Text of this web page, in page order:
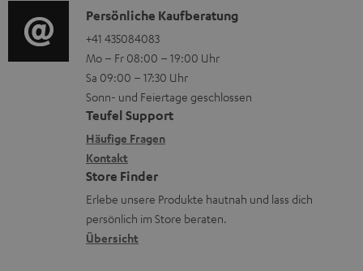
u
n
t
e
r
l
a
d
e
n
t
i
o
n
e
n
z
u
r
G
i
o
-
L
e
x
i
k
o
n
K
o
n
t
a
k
t
d
a
t
Persönliche Kaufberatung
+41 435084083
Mo – Fr 08:00 – 19:00 Uhr
Sa 09:00 – 17:30 Uhr
Sonn- und Feiertage geschlossen
Teufel Support
Häufige Fragen
Kontakt
Store Finder
Erlebe unsere Produkte hautnah und lass dich
persönlich im Store beraten.
Übersicht